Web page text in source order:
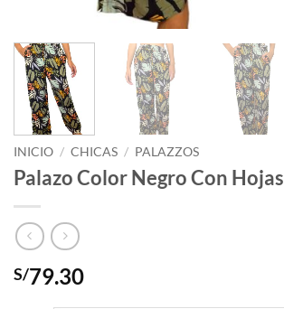
INICIO / CHICAS / PALAZZOS
Palazo Color Negro Con Hojas
S/79.30